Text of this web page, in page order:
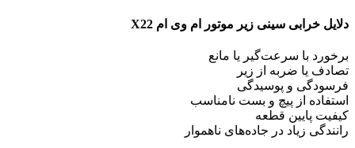
دلایل خرابی سینی زیر موتور ام وی ام X22
برخورد با سرعت‌گیر یا مانع
تصادف یا ضربه از زیر
فرسودگی و پوسیدگی
استفاده از پیچ و بست نامناسب
کیفیت پایین قطعه
رانندگی زیاد در جاده‌های ناهموار